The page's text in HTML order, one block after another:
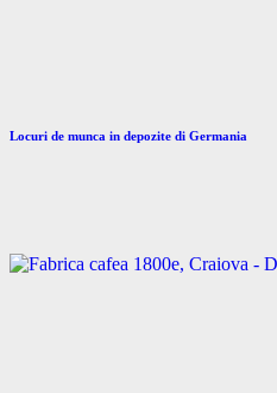
Locuri de munca in depozite di Germania